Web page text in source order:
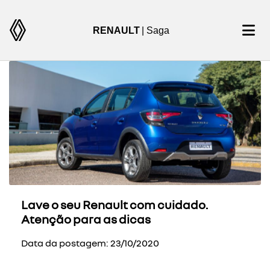
RENAULT | Saga
Lave o seu Renault com cuidado.
Atenção para as dicas
Data da postagem: 23/10/2020